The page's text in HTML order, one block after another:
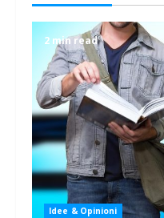
2 min read
Idee & Opinioni